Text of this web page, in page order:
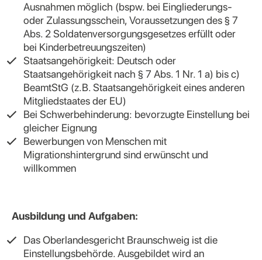
Ausnahmen möglich (bspw. bei Eingliederungs-
oder Zulassungsschein, Voraussetzungen des § 7
Abs. 2 Soldatenversorgungsgesetzes erfüllt oder
bei Kinderbetreuungszeiten)
Staatsangehörigkeit: Deutsch oder
Staatsangehörigkeit nach § 7 Abs. 1 Nr. 1 a) bis c)
BeamtStG (z.B. Staatsangehörigkeit eines anderen
Mitgliedstaates der EU)
Bei Schwerbehinderung: bevorzugte Einstellung bei
gleicher Eignung
Bewerbungen von Menschen mit
Migrationshintergrund sind erwünscht und
willkommen
Ausbildung und Aufgaben:
Das Oberlandesgericht Braunschweig ist die
Einstellungsbehörde. Ausgebildet wird an